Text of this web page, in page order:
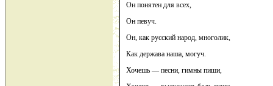
Он понятен для всех,
Он певуч.
Он, как русский народ, многолик,
Как держава наша, могуч.
Хочешь — песни, гимны пиши,